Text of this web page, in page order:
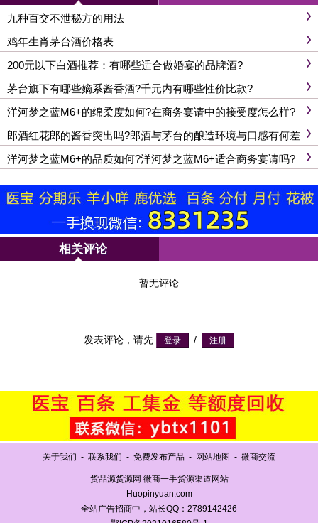
九种百交不泄秘方的用法
鸡年生肖茅台酒价格表
200元以下白酒推荐：有哪些适合做婚宴的品牌酒?
茅台旗下有哪些嫡系酱香酒?千元内有哪些性价比款?
洋河梦之蓝M6+的绵柔度如何?在商务宴请中的接受度怎么样?
郎酒红花郎的酱香突出吗?郎酒与茅台的酿造环境与口感有何差
异?
洋河梦之蓝M6+的品质如何?洋河梦之蓝M6+适合商务宴请吗?
相关评论
暂无评论
发表评论，请先 /
关于我们 - 联系我们 - 免费发布产品 - 网站地图 - 微商交流
货品源货源网 微商一手货源渠道网站
Huopinyuan.com
全站广告招商中，站长QQ：2789142426